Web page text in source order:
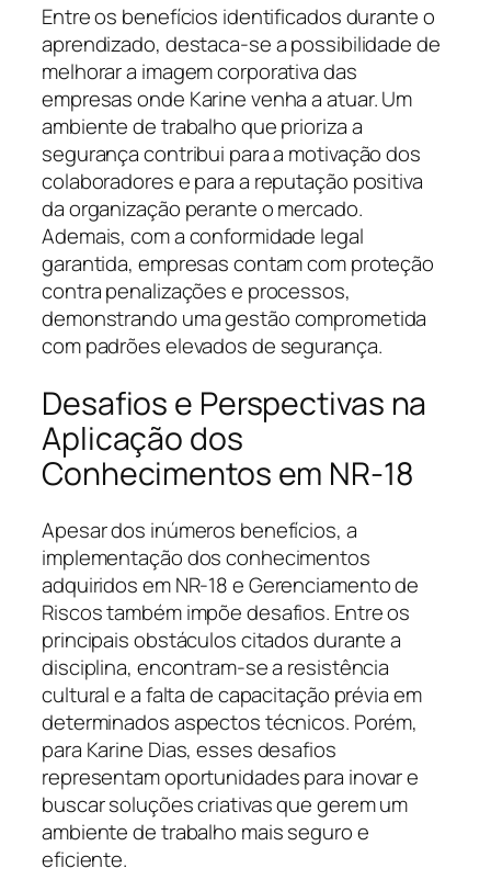
Entre os benefícios identificados durante o
aprendizado, destaca-se a possibilidade de
melhorar a imagem corporativa das
empresas onde Karine venha a atuar. Um
ambiente de trabalho que prioriza a
segurança contribui para a motivação dos
colaboradores e para a reputação positiva
da organização perante o mercado.
Ademais, com a conformidade legal
garantida, empresas contam com proteção
contra penalizações e processos,
demonstrando uma gestão comprometida
com padrões elevados de segurança.
Desafios e Perspectivas na
Aplicação dos
Conhecimentos em NR-18
Apesar dos inúmeros benefícios, a
implementação dos conhecimentos
adquiridos em NR-18 e Gerenciamento de
Riscos também impõe desafios. Entre os
principais obstáculos citados durante a
disciplina, encontram-se a resistência
cultural e a falta de capacitação prévia em
determinados aspectos técnicos. Porém,
para Karine Dias, esses desafios
representam oportunidades para inovar e
buscar soluções criativas que gerem um
ambiente de trabalho mais seguro e
eficiente.